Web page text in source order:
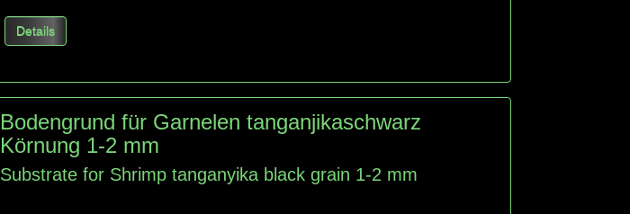
Details
Bodengrund für Garnelen tanganjikaschwarz
Körnung 1-2 mm
Substrate for Shrimp tanganyika black grain 1-2 mm